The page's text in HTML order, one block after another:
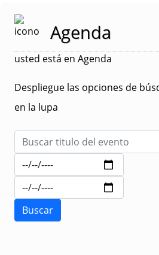
Agenda
usted está en Agenda
Despliegue las opciones de
en la lupa